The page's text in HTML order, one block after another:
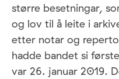
større besetningar,
og lov til å leite i
etter notar og
hadde bandet si
var 26. januar 2019.